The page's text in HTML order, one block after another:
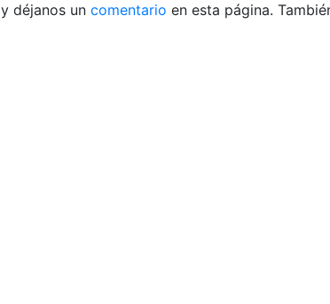
y déjanos un comentario en esta página.